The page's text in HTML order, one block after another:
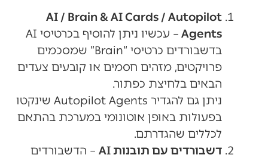
AI / Brain & AI Cards / Autopilot
Agents
– עכשיו ניתן להוסיף בכרטיסי AI
בדשבורדים כרטיסי “Brain” שמסכמים
פרויקטים, מזהים חסמים או קובעים צעדים
הבאים בלחיצת כפתור.
ניתן גם להגדיר Autopilot Agents שינקטו
בפעולות באופן אוטונומי במערכת בהתאם
לכללים שהגדרתם.
דשבורדים עם תובנות AI
– הדשבורדים